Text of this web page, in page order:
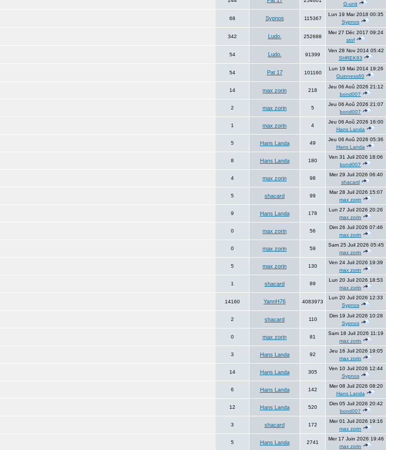
G-unit
68 Sypnos 115367
Lun 19 Mar 2018 00:35
Sypnos
342 Ludo. 252688
Mer 27 Déc 2017 09:24
stof
54 Ludo. 91399
Ven 28 Nov 2014 05:42
SHREK83
54 Pat 17 101160
Lun 19 Mai 2014 19:26
Guinness60
14 max zorin 218
Jeu 06 Aoû 2026 21:12
bond007
2 max zorin 5
Jeu 06 Aoû 2026 21:07
bond007
1 max zorin 4
Jeu 06 Aoû 2026 16:00
Hans Landa
5 Hans Landa 49
Jeu 06 Aoû 2026 05:36
Hans Landa
8 Hans Landa 180
Ven 31 Juil 2026 18:06
bond007
4 max zorin 98
Mer 29 Juil 2026 06:40
shacard
5 shacard 99
Mar 28 Juil 2026 15:07
max zorin
9 Hans Landa 178
Lun 27 Juil 2026 20:26
max zorin
0 max zorin 56
Dim 26 Juil 2026 07:46
max zorin
0 max zorin 59
Sam 25 Juil 2026 05:45
max zorin
5 max zorin 130
Ven 24 Juil 2026 19:39
max zorin
1 shacard 89
Lun 20 Juil 2026 18:53
max zorin
14160 YannH76 4083973
Lun 20 Juil 2026 12:33
Sypnos
2 shacard 110
Dim 19 Juil 2026 10:28
Sypnos
0 max zorin 81
Sam 18 Juil 2026 11:19
max zorin
3 Hans Landa 92
Jeu 16 Juil 2026 19:05
max zorin
14 Hans Landa 305
Ven 10 Juil 2026 12:44
Sypnos
6 Hans Landa 142
Mer 08 Juil 2026 08:20
Hans Landa
12 Hans Landa 520
Dim 05 Juil 2026 20:42
bond007
3 shacard 172
Mer 01 Juil 2026 19:16
max zorin
5 Hans Landa 2741
Mer 17 Juin 2026 19:46
max zorin